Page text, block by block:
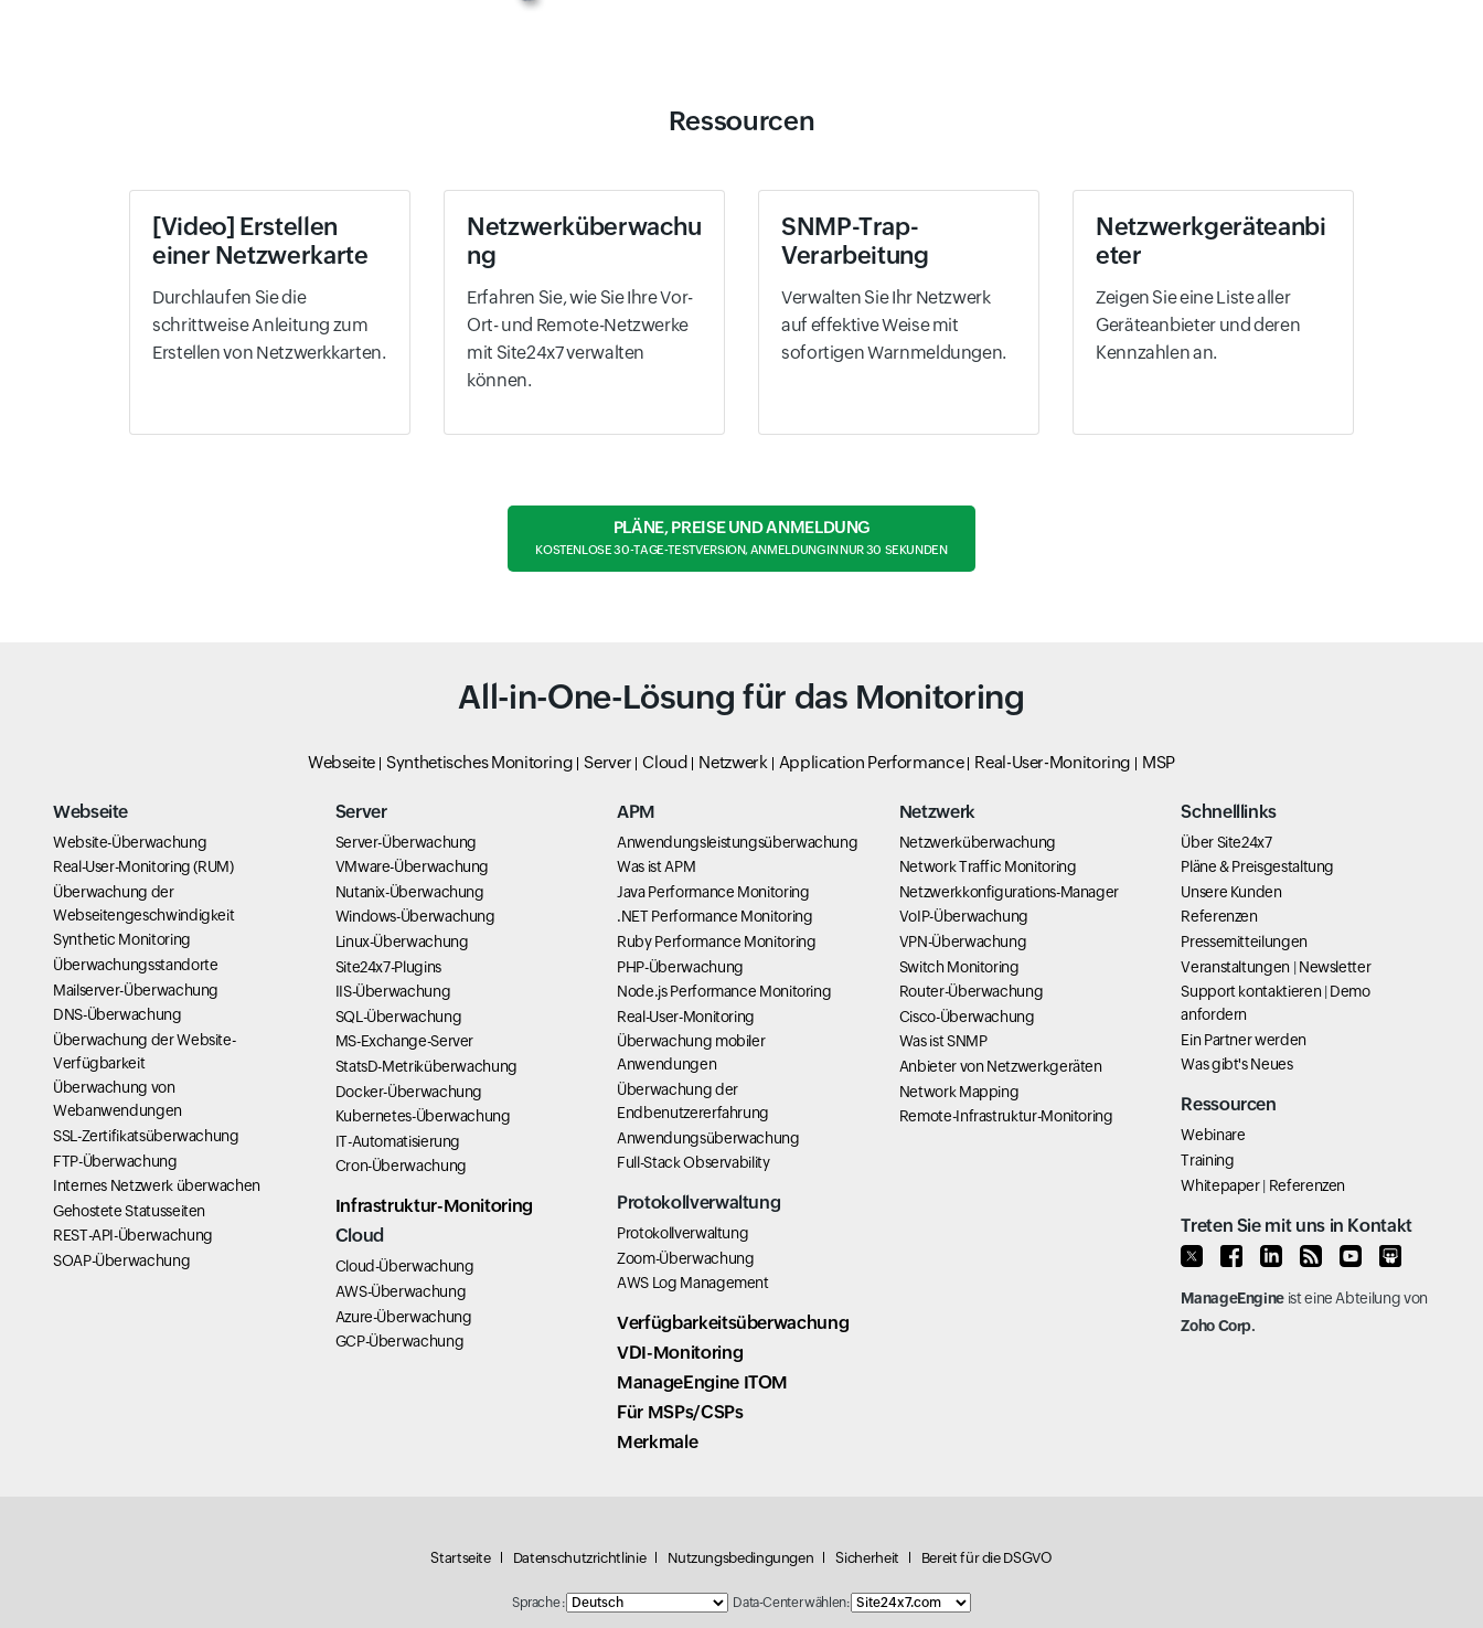
Ressourcen
[Video] Erstellen
einer Netzwerkarte
Durchlaufen Sie die
schrittweise Anleitung zum
Erstellen von Netzwerkkarten.
Netzwerküberwachu
ng
Erfahren Sie, wie Sie Ihre Vor-
Ort- und Remote-Netzwerke
mit Site24x7 verwalten
können.
SNMP-Trap-
Verarbeitung
Verwalten Sie Ihr Netzwerk
auf effektive Weise mit
sofortigen Warnmeldungen.
Netzwerkgeräteanbi
eter
Zeigen Sie eine Liste aller
Geräteanbieter und deren
Kennzahlen an.
PLÄNE, PREISE UND ANMELDUNG
KOSTENLOSE 30-TAGE-TESTVERSION, ANMELDUNG IN NUR 30 SEKUNDEN
All-in-One-Lösung für das Monitoring
Webseite Synthetisches Monitoring Server Cloud Netzwerk Application Performance Real-User-Monitoring MSP
Webseite
Website-Überwachung
Real-User-Monitoring (RUM)
Überwachung der
Webseitengeschwindigkeit
Synthetic Monitoring
Überwachungsstandorte
Mailserver-Überwachung
DNS-Überwachung
Überwachung der Website-
Verfügbarkeit
Überwachung von
Webanwendungen
SSL-Zertifikatsüberwachung
FTP-Überwachung
Internes Netzwerk überwachen
Gehostete Statusseiten
REST-API-Überwachung
SOAP-Überwachung
Server
Server-Überwachung
VMware-Überwachung
Nutanix-Überwachung
Windows-Überwachung
Linux-Überwachung
Site24x7-Plugins
IIS-Überwachung
SQL-Überwachung
MS-Exchange-Server
StatsD-Metriküberwachung
Docker-Überwachung
Kubernetes-Überwachung
IT-Automatisierung
Cron-Überwachung
Infrastruktur-Monitoring
Cloud
Cloud-Überwachung
AWS-Überwachung
Azure-Überwachung
GCP-Überwachung
APM
Anwendungsleistungsüberwachung
Was ist APM
Java Performance Monitoring
.NET Performance Monitoring
Ruby Performance Monitoring
PHP-Überwachung
Node.js Performance Monitoring
Real-User-Monitoring
Überwachung mobiler
Anwendungen
Überwachung der
Endbenutzererfahrung
Anwendungsüberwachung
Full-Stack Observability
Protokollverwaltung
Protokollverwaltung
Zoom-Überwachung
AWS Log Management
Verfügbarkeitsüberwachung
VDI-Monitoring
ManageEngine ITOM
Für MSPs/CSPs
Merkmale
Netzwerk
Netzwerküberwachung
Network Traffic Monitoring
Netzwerkkonfigurations-Manager
VoIP-Überwachung
VPN-Überwachung
Switch Monitoring
Router-Überwachung
Cisco-Überwachung
Was ist SNMP
Anbieter von Netzwerkgeräten
Network Mapping
Remote-Infrastruktur-Monitoring
Schnelllinks
Über Site24x7
Pläne & Preisgestaltung
Unsere Kunden
Referenzen
Pressemitteilungen
Veranstaltungen|Newsletter
Support kontaktieren|Demo
anfordern
Ein Partner werden
Was gibt's Neues
Ressourcen
Webinare
Training
Whitepaper| Referenzen
Treten Sie mit uns in Kontakt
ManageEngine ist eine Abteilung von
Zoho Corp.
Startseite Datenschutzrichtlinie Nutzungsbedingungen Sicherheit Bereit für die DSGVO
Sprache : Data-Center wählen: